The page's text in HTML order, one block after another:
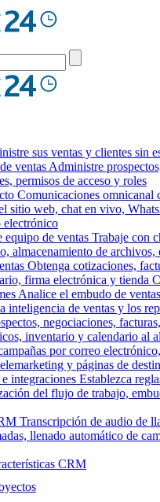
sus ventas y clientes sin
ventas Administre
permisos de acceso y roles
Comunicaciones omnicanal
sitio web, chat en vivo,
electrónico
equipo de ventas Trabaje con
almacenamiento de archivos,
Obtenga cotizaciones,
firma electrónica y tienda
Analice el embudo de
inteligencia de ventas y los
negociaciones,
inventario y calendario al
por correo
y páginas de
integraciones Establezca
del flujo de trabajo,
Transcripción de audio de
llenado automático de
CRM